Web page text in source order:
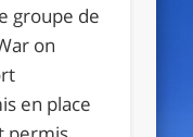
groupe de
on
en place